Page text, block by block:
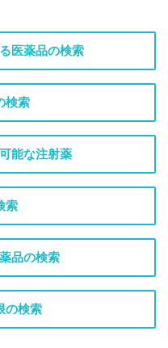
医薬品の検索
検索
能な注射薬
索
品の検索
の検索